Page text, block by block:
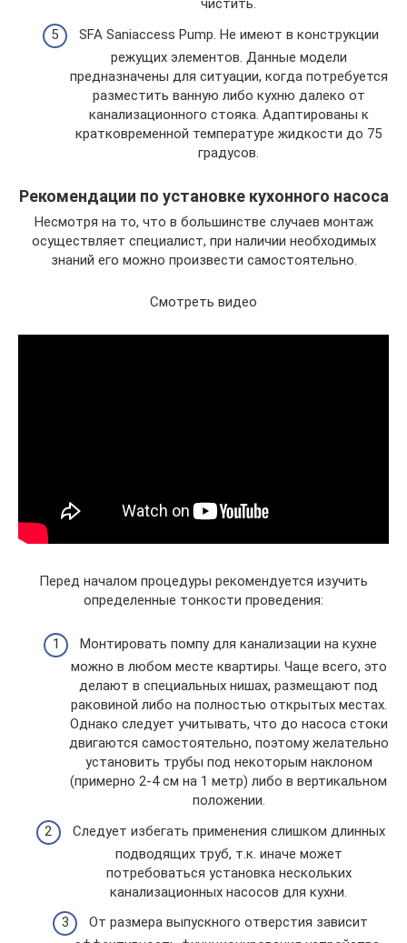
чистить.
SFA Saniaccess Pump. Не имеют в конструкции
режущих элементов. Данные модели
предназначены для ситуации, когда потребуется
разместить ванную либо кухню далеко от
канализационного стояка. Адаптированы к
кратковременной температуре жидкости до 75
градусов.
Рекомендации по установке кухонного насоса
Несмотря на то, что в большинстве случаев монтаж
осуществляет специалист, при наличии необходимых
знаний его можно произвести самостоятельно.
Смотреть видео
Перед началом процедуры рекомендуется изучить
определенные тонкости проведения:
Монтировать помпу для канализации на кухне
можно в любом месте квартиры. Чаще всего, это
делают в специальных нишах, размещают под
раковиной либо на полностью открытых местах.
Однако следует учитывать, что до насоса стоки
двигаются самостоятельно, поэтому желательно
установить трубы под некоторым наклоном
(примерно 2-4 см на 1 метр) либо в вертикальном
положении.
Следует избегать применения слишком длинных
подводящих труб, т.к. иначе может
потребоваться установка нескольких
канализационных насосов для кухни.
От размера выпускного отверстия зависит